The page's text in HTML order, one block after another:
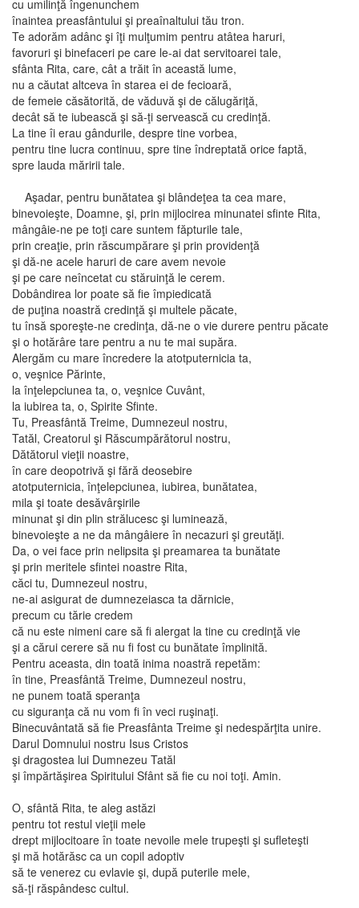
cu umilinţă îngenunchem
înaintea preasfântului şi preaînaltului tău tron.
Te adorăm adânc şi îţi mulţumim pentru atâtea haruri,
favoruri şi binefaceri pe care le-ai dat servitoarei tale,
sfânta Rita, care, cât a trăit în această lume,
nu a căutat altceva în starea ei de fecioară,
de femeie căsătorită, de văduvă şi de călugăriţă,
decât să te iubească şi să-ţi servească cu credinţă.
La tine îi erau gândurile, despre tine vorbea,
pentru tine lucra continuu, spre tine îndreptată orice faptă,
spre lauda măririi tale.
Aşadar, pentru bunătatea şi blândeţea ta cea mare,
binevoieşte, Doamne, şi, prin mijlocirea minunatei sfinte Rita,
mângâie-ne pe toţi care suntem făpturile tale,
prin creaţie, prin răscumpărare şi prin providenţă
şi dă-ne acele haruri de care avem nevoie
şi pe care neîncetat cu stăruinţă le cerem.
Dobândirea lor poate să fie împiedicată
de puţina noastră credinţă şi multele păcate,
tu însă sporeşte-ne credinţa, dă-ne o vie durere pentru păcate
şi o hotărâre tare pentru a nu te mai supăra.
Alergăm cu mare încredere la atotputernicia ta,
o, veşnice Părinte,
la înţelepciunea ta, o, veşnice Cuvânt,
la iubirea ta, o, Spirite Sfinte.
Tu, Preasfântă Treime, Dumnezeul nostru,
Tatăl, Creatorul şi Răscumpărătorul nostru,
Dătătorul vieţii noastre,
în care deopotrivă şi fără deosebire
atotputernicia, înţelepciunea, iubirea, bunătatea,
mila şi toate desăvârşirile
minunat şi din plin strălucesc şi luminează,
binevoieşte a ne da mângâiere în necazuri şi greutăţi.
Da, o vei face prin nelipsita şi preamarea ta bunătate
şi prin meritele sfintei noastre Rita,
căci tu, Dumnezeul nostru,
ne-ai asigurat de dumnezeiasca ta dărnicie,
precum cu tărie credem
că nu este nimeni care să fi alergat la tine cu credinţă vie
şi a cărui cerere să nu fi fost cu bunătate împlinită.
Pentru aceasta, din toată inima noastră repetăm:
în tine, Preasfântă Treime, Dumnezeul nostru,
ne punem toată speranţa
cu siguranţa că nu vom fi în veci ruşinaţi.
Binecuvântată să fie Preasfânta Treime şi nedespărţita unire.
Darul Domnului nostru Isus Cristos
şi dragostea lui Dumnezeu Tatăl
şi împărtăşirea Spiritului Sfânt să fie cu noi toţi. Amin.
O, sfântă Rita, te aleg astăzi
pentru tot restul vieţii mele
drept mijlocitoare în toate nevoile mele trupeşti şi sufleteşti
şi mă hotărăsc ca un copil adoptiv
să te venerez cu evlavie şi, după puterile mele,
să-ţi răspândesc cultul.